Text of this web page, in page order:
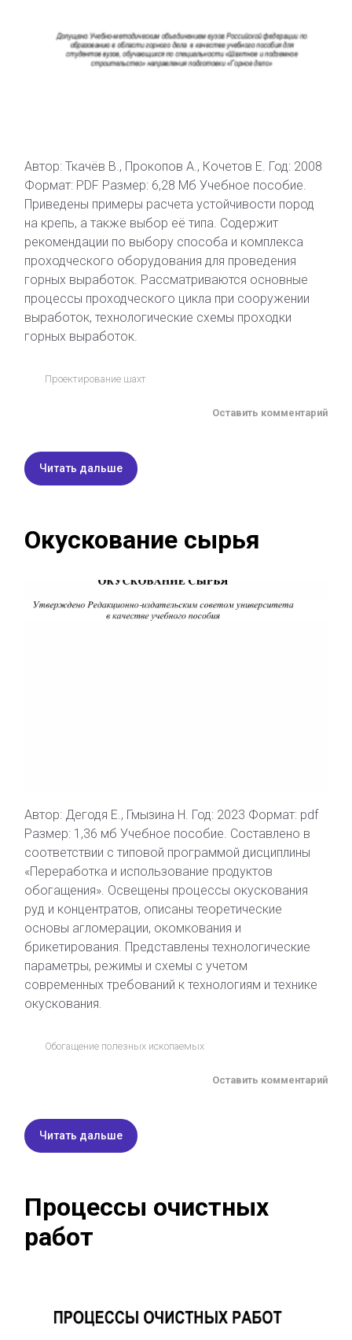
Автор: Ткачёв В., Прокопов А., Кочетов Е. Год: 2008
Формат: PDF Размер: 6,28 Мб Учебное пособие.
Приведены примеры расчета устойчивости пород
на крепь, а также выбор её типа. Содержит
рекомендации по выбору способа и комплекса
проходческого оборудования для проведения
горных выработок. Рассматриваются основные
процессы проходческого цикла при сооружении
выработок, технологические схемы проходки
горных выработок.
Проектирование шахт
Оставить комментарий
Читать дальше
Окускование сырья
Автор: Дегодя Е., Гмызина Н. Год: 2023 Формат: pdf
Размер: 1,36 мб Учебное пособие. Составлено в
соответствии с типовой программой дисциплины
«Переработка и использование продуктов
обогащения». Освещены процессы окускования
руд и концентратов, описаны теоретические
основы агломерации, окомкования и
брикетирования. Представлены технологические
параметры, режимы и схемы с учетом
современных требований к технологиям и технике
окускования.
Обогащение полезных ископаемых
Оставить комментарий
Читать дальше
Процессы очистных
работ